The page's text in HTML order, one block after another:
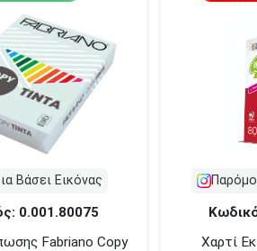
Βάσει Εικόνας
0.001.80075
Fabriano Copy
Χαρτί